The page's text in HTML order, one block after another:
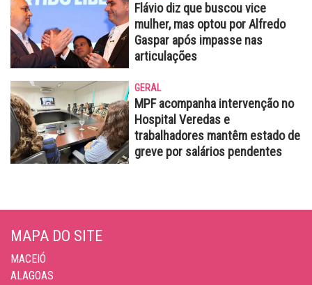
Flávio diz que buscou vice
mulher, mas optou por Alfredo
Gaspar após impasse nas
articulações
GERAL
MPF acompanha intervenção no
Hospital Veredas e
trabalhadores mantêm estado de
greve por salários pendentes
MAPA DO SITE
MACEIÓ
ALAGOAS